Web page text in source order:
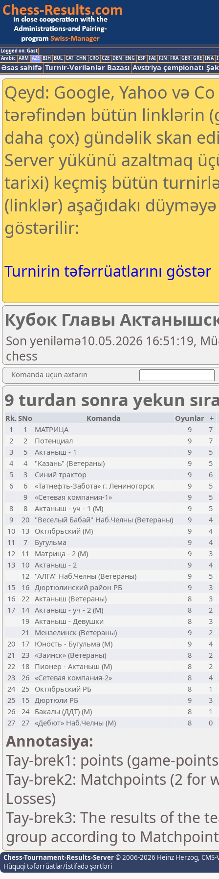
Logged on: Gast
Arabic ARM AZE BIH BUL CAT CHN CRO CZE DEN ENG ESP FAI FIN FRA GER GRE INA
Əsas səhifə Turnir-Verilənlər Bazası Avstriya çempionatı
Qeyd: Google, Yahoo və
tərəfindən bütün linklərin
daha çox) gündəlik skan
Server yükünü azaltmaq
tarixi) keçmiş bütün
(linklər) aşağıdakı
göstərilir:
Turnirin təfərrüatlarını göstər
Кубок Главы
Son yeniləmə10.05.2026 16:51:19,
chess
Komanda üçün axtarın
9 turdan sonra yekun
Rk.SNo Komanda Oyunlar +
1
1 МАТРИЦА 9
7
2
2 Потенциал 9
7
3
5 Актаныш - 1 9
5
4
4 "Казань" (Ветераны) 9
5
5
3 Синий трактор 9
6
6
6 «Татнефть-Забота» г. Лениногорск 9
5
9
«Сетевая компания-1» 9
5
8
8 Актаныш - уч - 1 (М) 9
5
9
20 "Веселый Бабай" Наб.Челны (Ветераны) 9
4
10
13 Октябрьский (М) 9
4
11
7 Бугульма 9
4
12
11 Матрица - 2 (М) 9
3
13
10 Актаныш - 2 9
4
12 "АЛГА" Наб.Челны (Ветераны) 9
5
15
16 Дюртюлинский район РБ 9
3
16
22 Актаныш (Ветераны) 8
3
17
14 Актаныш - уч - 2 (М) 8
2
19 Актаныш - Девушки 8
3
21
Мензелинск (Ветераны) 9
2
20
17 Юность - Бугульма (М) 9
4
21
23 «Заинск» (Ветераны) 8
2
22
18 Пионер - Актаныш (М) 8
2
23
26 «Сетевая компания-2» 8
4
24
25 Октябрьский РБ 8
1
25
15 Дюртюли РБ 9
3
26
24 Бакалы (ДДТ) (М) 8
1
27
27 «Дебют» Наб.Челны (М) 8 0
Annotasiya:
Tay-brek1: points (game-
Tay-brek2: Matchpoints (2 for
Losses)
Tay-brek3: The results of the
group according to
Chess-Tournament-Results-Server© 2006-2026 Heinz Herzog,
Hüquqi təfərrüatlar/İstifadə şərtləri